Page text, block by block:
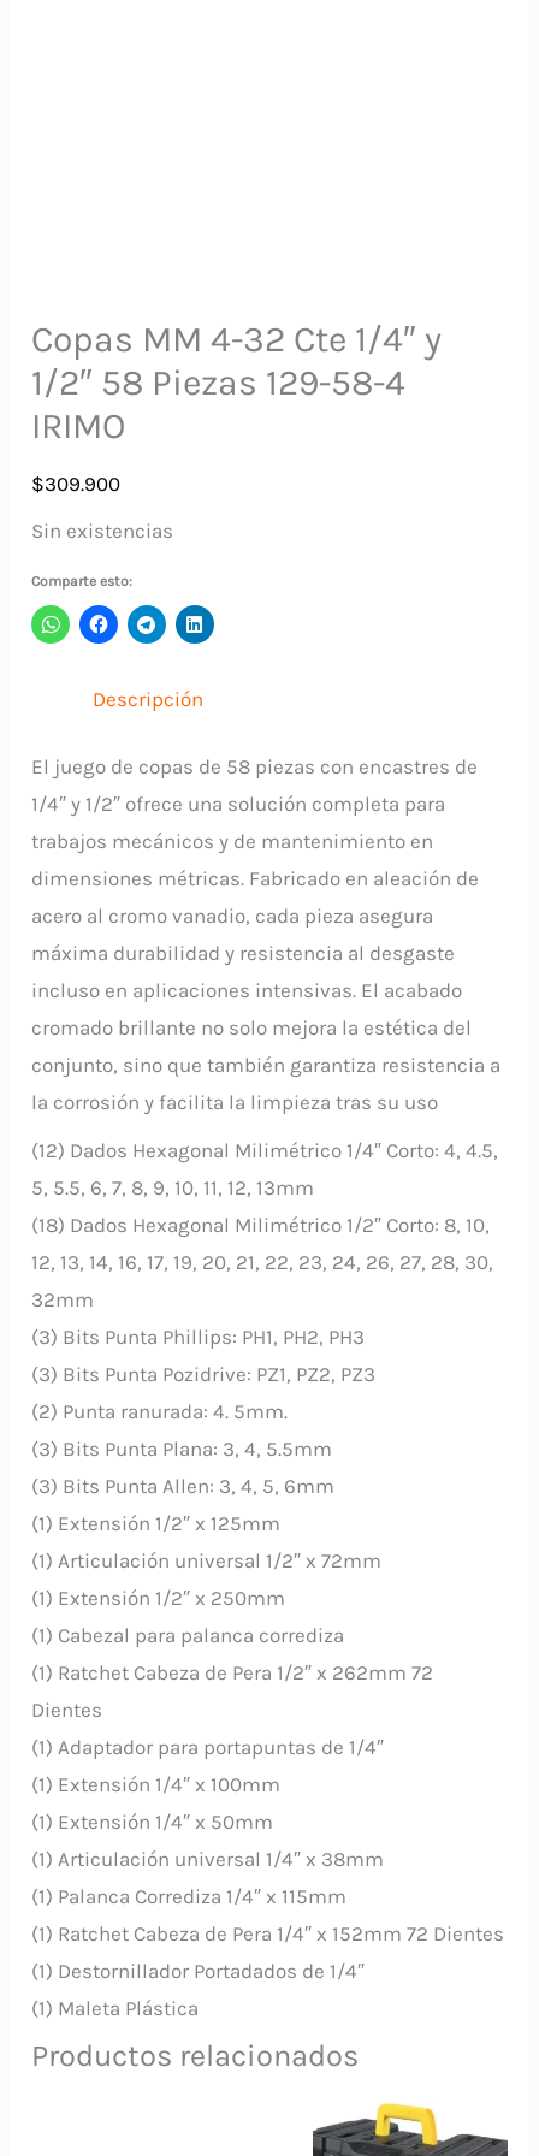
Copas MM 4-32 Cte 1/4″ y
1/2″ 58 Piezas 129-58-4
IRIMO
$309.900
Sin existencias
Comparte esto:
Descripción
El juego de copas de 58 piezas con encastres de
1/4″ y 1/2″ ofrece una solución completa para
trabajos mecánicos y de mantenimiento en
dimensiones métricas. Fabricado en aleación de
acero al cromo vanadio, cada pieza asegura
máxima durabilidad y resistencia al desgaste
incluso en aplicaciones intensivas. El acabado
cromado brillante no solo mejora la estética del
conjunto, sino que también garantiza resistencia a
la corrosión y facilita la limpieza tras su uso
(12) Dados Hexagonal Milimétrico 1/4″ Corto: 4, 4.5,
5, 5.5, 6, 7, 8, 9, 10, 11, 12, 13mm
(18) Dados Hexagonal Milimétrico 1/2″ Corto: 8, 10,
12, 13, 14, 16, 17, 19, 20, 21, 22, 23, 24, 26, 27, 28, 30,
32mm
(3) Bits Punta Phillips: PH1, PH2, PH3
(3) Bits Punta Pozidrive: PZ1, PZ2, PZ3
(2) Punta ranurada: 4. 5mm.
(3) Bits Punta Plana: 3, 4, 5.5mm
(3) Bits Punta Allen: 3, 4, 5, 6mm
(1) Extensión 1/2″ x 125mm
(1) Articulación universal 1/2″ x 72mm
(1) Extensión 1/2″ x 250mm
(1) Cabezal para palanca corrediza
(1) Ratchet Cabeza de Pera 1/2″ x 262mm 72
Dientes
(1) Adaptador para portapuntas de 1/4″
(1) Extensión 1/4″ x 100mm
(1) Extensión 1/4″ x 50mm
(1) Articulación universal 1/4″ x 38mm
(1) Palanca Corrediza 1/4″ x 115mm
(1) Ratchet Cabeza de Pera 1/4″ x 152mm 72 Dientes
(1) Destornillador Portadados de 1/4″
(1) Maleta Plástica
Productos relacionados